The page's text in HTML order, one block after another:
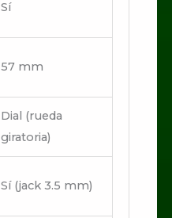
Sí
57 mm
Dial (rueda
giratoria)
Sí (jack 3.5 mm)